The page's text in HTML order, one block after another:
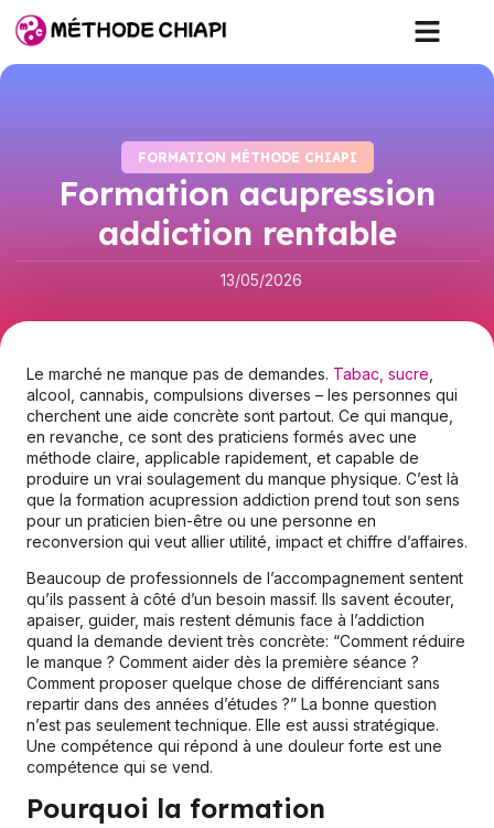
FORMATION MÉTHODE CHIAPI
Formation acupression
addiction rentable
13/05/2026
Le marché ne manque pas de demandes. Tabac, sucre
alcool, cannabis, compulsions diverses – les personnes qui
cherchent une aide concrète sont partout. Ce qui manque,
en revanche, ce sont des praticiens formés avec une
méthode claire, applicable rapidement, et capable de
produire un vrai soulagement du manque physique. C’est là
que la formation acupression addiction prend tout son sens
pour un praticien bien-être ou une personne en
reconversion qui veut allier utilité, impact et chiffre d’affaires.
Beaucoup de professionnels de l’accompagnement sentent
qu’ils passent à côté d’un besoin massif. Ils savent écouter,
apaiser, guider, mais restent démunis face à l’addiction
quand la demande devient très concrète: “Comment réduire
le manque ? Comment aider dès la première séance ?
Comment proposer quelque chose de différenciant sans
repartir dans des années d’études ?” La bonne question
n’est pas seulement technique. Elle est aussi stratégique.
Une compétence qui répond à une douleur forte est une
compétence qui se vend.
Pourquoi la formation